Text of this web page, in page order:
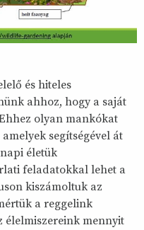
és hiteles
ahhoz, hogy a saját
olyan mankókat
segítségével át
életük
feladatokkal lehet a
kiszámoltuk az
a reggelink
élelmiszereink mennyit